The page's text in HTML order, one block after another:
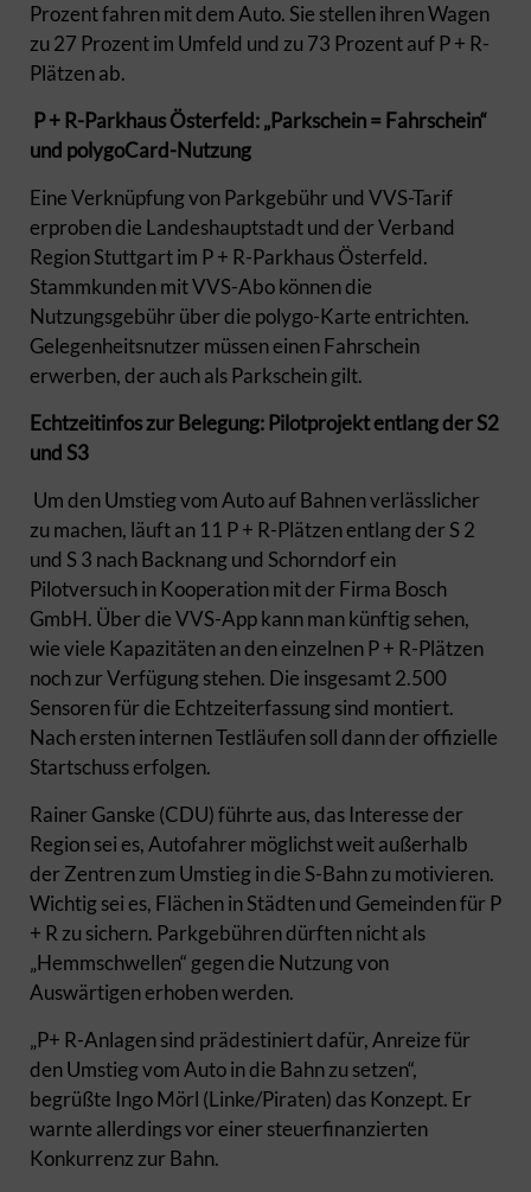
Prozent fahren mit dem Auto. Sie stellen ihren Wagen
zu 27 Prozent im Umfeld und zu 73 Prozent auf P + R-
Plätzen ab.
P + R-Parkhaus Österfeld: „Parkschein = Fahrschein“
und polygoCard-Nutzung
Eine Verknüpfung von Parkgebühr und VVS-Tarif
erproben die Landeshauptstadt und der Verband
Region Stuttgart im P + R-Parkhaus Österfeld.
Stammkunden mit VVS-Abo können die
Nutzungsgebühr über die polygo-Karte entrichten.
Gelegenheitsnutzer müssen einen Fahrschein
erwerben, der auch als Parkschein gilt.
Echtzeitinfos zur Belegung: Pilotprojekt entlang der S2
und S3
Um den Umstieg vom Auto auf Bahnen verlässlicher
zu machen, läuft an 11 P + R-Plätzen entlang der S 2
und S 3 nach Backnang und Schorndorf ein
Pilotversuch in Kooperation mit der Firma Bosch
GmbH. Über die VVS-App kann man künftig sehen,
wie viele Kapazitäten an den einzelnen P + R-Plätzen
noch zur Verfügung stehen. Die insgesamt 2.500
Sensoren für die Echtzeiterfassung sind montiert.
Nach ersten internen Testläufen soll dann der offizielle
Startschuss erfolgen.
Rainer Ganske (CDU) führte aus, das Interesse der
Region sei es, Autofahrer möglichst weit außerhalb
der Zentren zum Umstieg in die S-Bahn zu motivieren.
Wichtig sei es, Flächen in Städten und Gemeinden für P
+ R zu sichern. Parkgebühren dürften nicht als
„Hemmschwellen“ gegen die Nutzung von
Auswärtigen erhoben werden.
„P+ R-Anlagen sind prädestiniert dafür, Anreize für
den Umstieg vom Auto in die Bahn zu setzen“,
begrüßte Ingo Mörl (Linke/Piraten) das Konzept. Er
warnte allerdings vor einer steuerfinanzierten
Konkurrenz zur Bahn.